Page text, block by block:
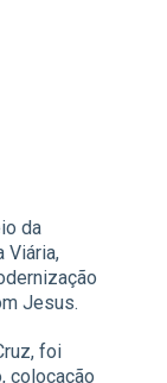
da
Viária,
Jesus.
foi
colocação